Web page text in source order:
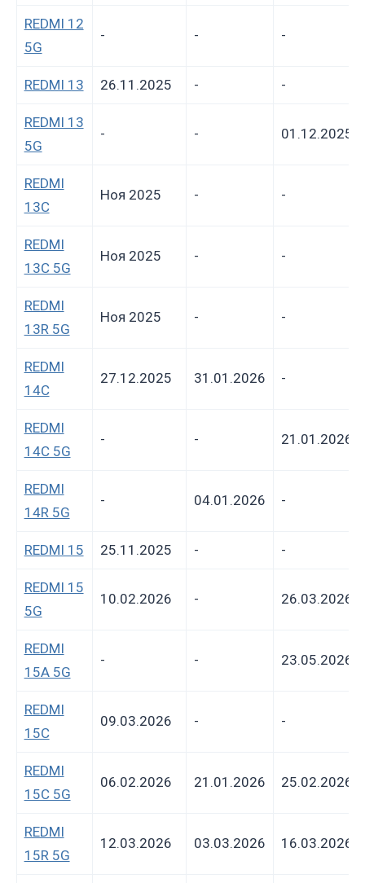
REDMI 12
5G
- - -
REDMI 13 26.11.2025 - -
REDMI 13
5G
- - 01.12.2025
REDMI
13C
Ноя 2025 - -
REDMI
13C 5G
Ноя 2025 - -
REDMI
13R 5G
Ноя 2025 - -
REDMI
14C
27.12.2025 31.01.2026 -
REDMI
14C 5G
- - 21.01.2026
REDMI
14R 5G
- 04.01.2026 -
REDMI 15 25.11.2025 - -
REDMI 15
5G
10.02.2026 - 26.03.2026
REDMI
15A 5G
- - 23.05.2026
REDMI
15C
09.03.2026 - -
REDMI
15C 5G
06.02.2026 21.01.2026 25.02.2026
REDMI
15R 5G
12.03.2026 03.03.2026 16.03.2026